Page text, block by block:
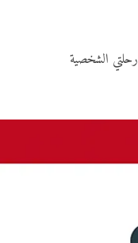
رحلتي الشخصية